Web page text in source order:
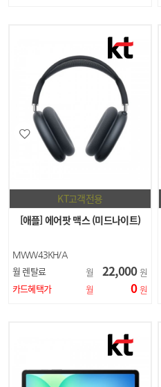
KT고객전용
[애플] 에어팟 맥스 (미드나이트)
MWW43KH/A
월 렌탈료 월 22,000 원
카드혜택가
월 0 원